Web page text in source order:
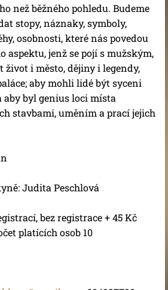
než běžného pohledu. Budeme
stopy, náznaky, symboly,
osobnosti, které nás povedou
aspektu, jenž se pojí s mužským,
i město, dějiny i legendy,
aby mohli lidé být syceni
aby byl genius loci místa
stavbami, uměním a prací jejich
Judita Peschlová
bez registrace + 45 Kč
platících osob 10